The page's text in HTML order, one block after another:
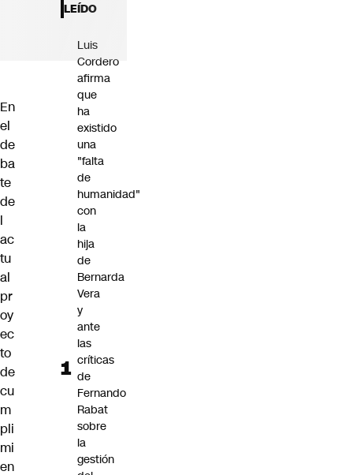
En
el
de
ba
te
de
l
ac
tu
al
pr
oy
ec
to
de
cu
m
pli
mi
en
LEÍDO
Luis
Cordero
afirma
que
ha
existido
una
"falta
de
humanidad"
con
la
hija
de
Bernarda
Vera
y
ante
las
críticas
de
Fernando
Rabat
sobre
la
gestión